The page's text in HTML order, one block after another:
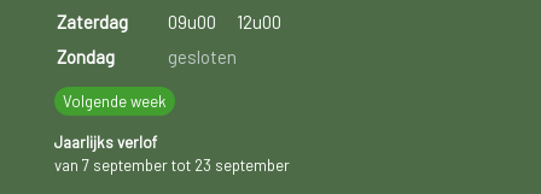
Zaterdag
09u00
12u00
Zondag
gesloten
Volgende week
Jaarlijks verlof
van 7 september tot 23 september